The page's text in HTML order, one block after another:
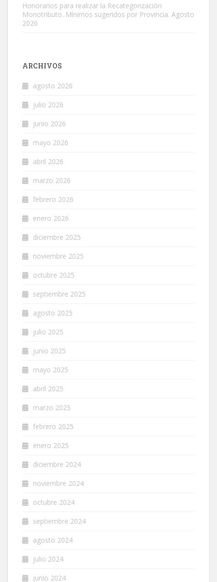
Honorarios para realizar la Recategorización
Monotributo. Mínimos sugeridos por Provincia. Agosto
2026
ARCHIVOS
agosto 2026
julio 2026
junio 2026
mayo 2026
abril 2026
marzo 2026
febrero 2026
enero 2026
diciembre 2025
noviembre 2025
octubre 2025
septiembre 2025
agosto 2025
julio 2025
junio 2025
mayo 2025
abril 2025
marzo 2025
febrero 2025
enero 2025
diciembre 2024
noviembre 2024
octubre 2024
septiembre 2024
agosto 2024
julio 2024
junio 2024